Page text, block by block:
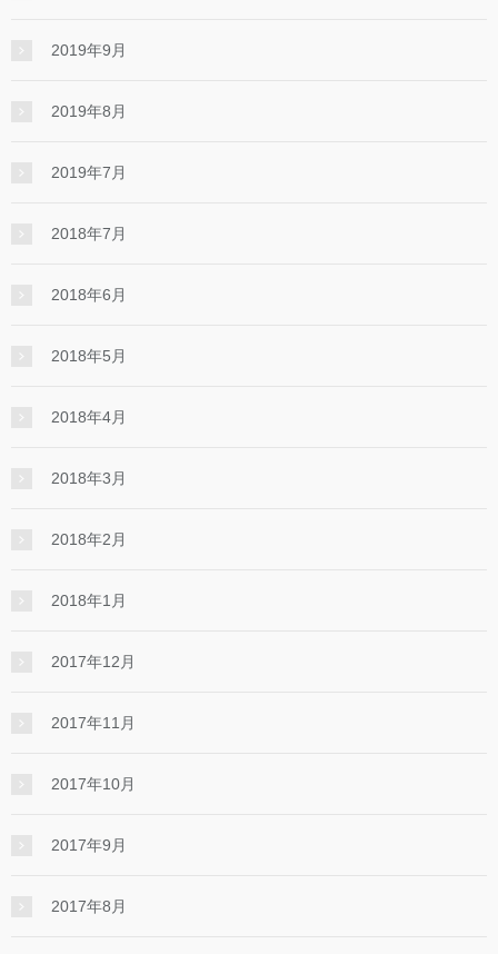
2019年9月
2019年8月
2019年7月
2018年7月
2018年6月
2018年5月
2018年4月
2018年3月
2018年2月
2018年1月
2017年12月
2017年11月
2017年10月
2017年9月
2017年8月